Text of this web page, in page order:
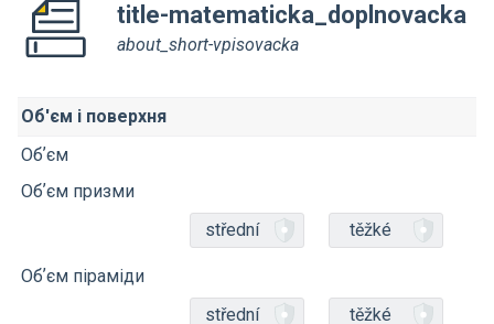
title-matematicka_doplnovacka
about_short-vpisovacka
Об'єм і поверхня
Обʼєм
Обʼєм призми
střední
těžké
Обʼєм піраміди
střední
těžké